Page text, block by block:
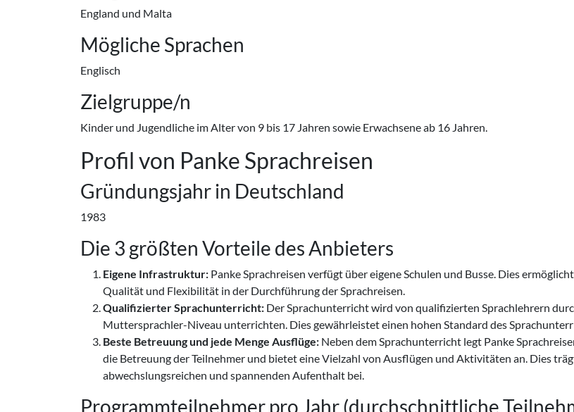
England und Malta
Mögliche Sprachen
Englisch
Zielgruppe/n
Kinder und Jugendliche im Alter von 9 bis 17 Jahren sowie Erwachsene ab 16 Jahren.
Profil von Panke Sprachreisen
Gründungsjahr in Deutschland
1983
Die 3 größten Vorteile des Anbieters
Eigene Infrastruktur: Panke Sprachreisen verfügt über eigene Schulen und Busse. Dies
Qualität und Flexibilität in der Durchführung der Sprachreisen.
Qualifizierter Sprachunterricht: Der Sprachunterricht wird von qualifizierten Sprachlehrern
Muttersprachler-Niveau unterrichten. Dies gewährleistet einen hohen Standard des
Beste Betreuung und jede Menge Ausflüge: Neben dem Sprachunterricht legt Panke
die Betreuung der Teilnehmer und bietet eine Vielzahl von Ausflügen und Aktivitäten an. Dies
abwechslungsreichen und spannenden Aufenthalt bei.
Programmteilnehmer pro Jahr (durchschnittliche